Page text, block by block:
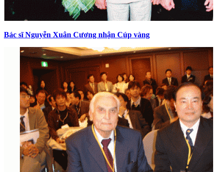
Bác sĩ Nguyễn Xuân Cương nhận Cúp vàng